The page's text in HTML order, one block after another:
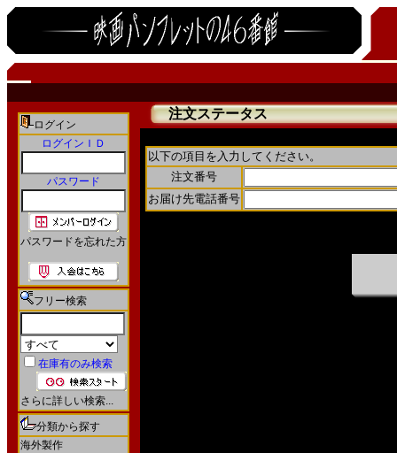
ログイン
ログインＩＤ
パスワード
パスワードを忘れた方
フリー検索
在庫有のみ検索
さらに詳しい検索...
分類から探す
海外製作
注文ステータス
以下の項目を入力してください。
注文番号
お届け先電話番号